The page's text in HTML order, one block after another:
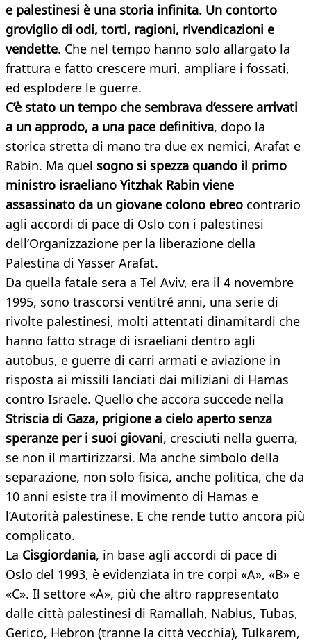
e palestinesi è una storia infinita. Un contorto
groviglio di odi, torti, ragioni, rivendicazioni e
vendette. Che nel tempo hanno solo allargato la
frattura e fatto crescere muri, ampliare i fossati,
ed esplodere le guerre.
C’è stato un tempo che sembrava d’essere arrivati
a un approdo, a una pace definitiva, dopo la
storica stretta di mano tra due ex nemici, Arafat e
Rabin. Ma quel sogno si spezza quando il primo
ministro israeliano Yitzhak Rabin viene
assassinato da un giovane colono ebreo contrario
agli accordi di pace di Oslo con i palestinesi
dell’Organizzazione per la liberazione della
Palestina di Yasser Arafat.
Da quella fatale sera a Tel Aviv, era il 4 novembre
1995, sono trascorsi ventitré anni, una serie di
rivolte palestinesi, molti attentati dinamitardi che
hanno fatto strage di israeliani dentro agli
autobus, e guerre di carri armati e aviazione in
risposta ai missili lanciati dai miliziani di Hamas
contro Israele. Quello che accora succede nella
Striscia di Gaza, prigione a cielo aperto senza
speranze per i suoi giovani, cresciuti nella guerra,
se non il martirizzarsi. Ma anche simbolo della
separazione, non solo fisica, anche politica, che da
10 anni esiste tra il movimento di Hamas e
l’Autorità palestinese. E che rende tutto ancora più
complicato.
La Cisgiordania, in base agli accordi di pace di
Oslo del 1993, è evidenziata in tre corpi «A», «B» e
«C». Il settore «A», più che altro rappresentato
dalle città palestinesi di Ramallah, Nablus, Tubas,
Gerico, Hebron (tranne la città vecchia), Tulkarem,